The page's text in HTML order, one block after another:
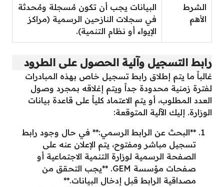
الشرط
الأهم
البيانات يجب أن تكون مُسجلة ومُحدثة
في سجلات النازحين الرسمية (مراكز
الإيواء أو نظام التنمية).
رابط التسجيل وآلية الحصول على الطرود
غالباً ما يتم إطلاق رابط تسجيل خاص بهذه المبادرات
لفترة زمنية محدودة جداً ويتم إغلاقه بمجرد وصول
العدد المطلوب، أو يتم الاعتماد كلياً على قاعدة بيانات
الوزارة. إليك الآلية المتوقعة:
**البحث عن الرابط الرسمي:** في حال وجود رابط
تسجيل مباشر ومفتوح، يتم الإعلان عنه على
الصفحة الرسمية لوزارة التنمية الاجتماعية أو
صفحات مؤسسة GEM. **يجب التحقق من
مصداقية الرابط قبل إدخال البيانات.**